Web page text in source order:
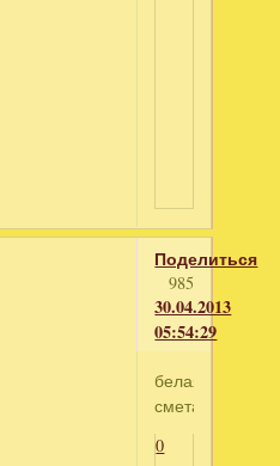
Поделиться
985
30.04.2013
05:54:29
белая
сметана
0